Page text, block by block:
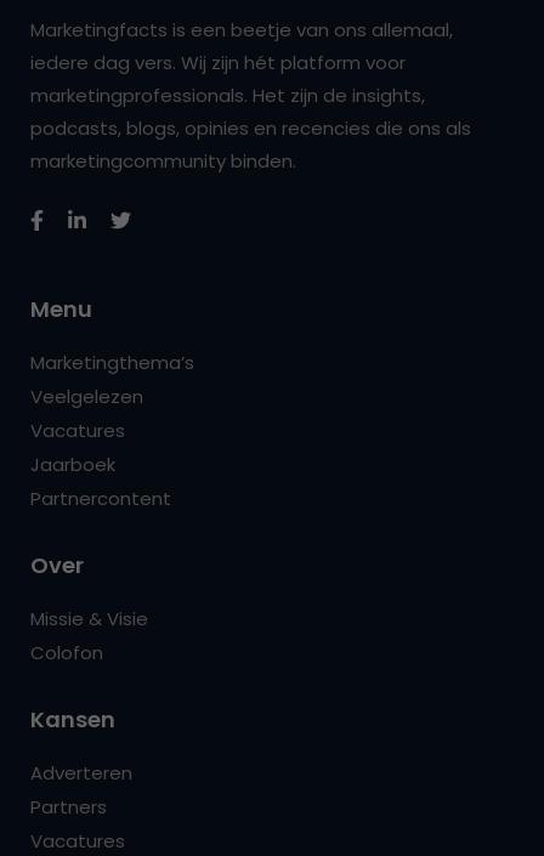
Marketingfacts is een beetje van ons allemaal,
iedere dag vers. Wij zijn hét platform voor
marketingprofessionals. Het zijn de insights,
podcasts, blogs, opinies en recencies die ons als
marketingcommunity binden.
Menu
Marketingthema’s
Veelgelezen
Vacatures
Jaarboek
Partnercontent
Over
Missie & Visie
Colofon
Kansen
Adverteren
Partners
Vacatures